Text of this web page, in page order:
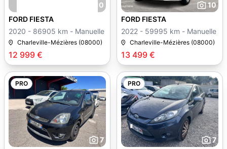
10
12 999 €
FORD FIESTA
2020 - 86905 km - Manuelle
Charleville-Mézières (08000)
10
13 499 €
FORD FIESTA
2022 - 59995 km - Manuelle
Charleville-Mézières (08000)
PRO
7
PRO
7